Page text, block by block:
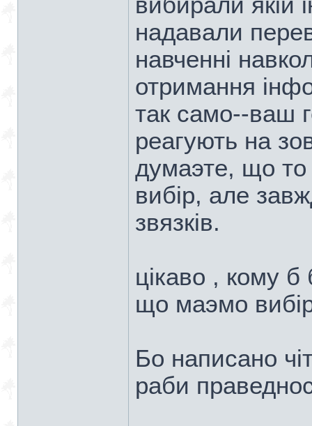
надавали
навченнi
отримання
так само--ваш
реагують на
думаэте, що
вибiр, але
звязкiв.
цiкаво , кому
що маэмо
Бо написано
раби